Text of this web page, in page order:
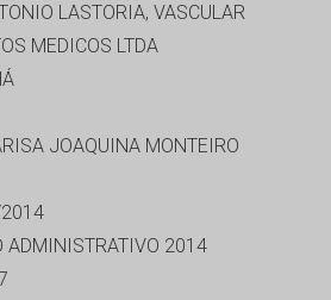
LASTORIA, VASCULAR
MEDICOS LTDA
JOAQUINA MONTEIRO
ADMINISTRATIVO 2014